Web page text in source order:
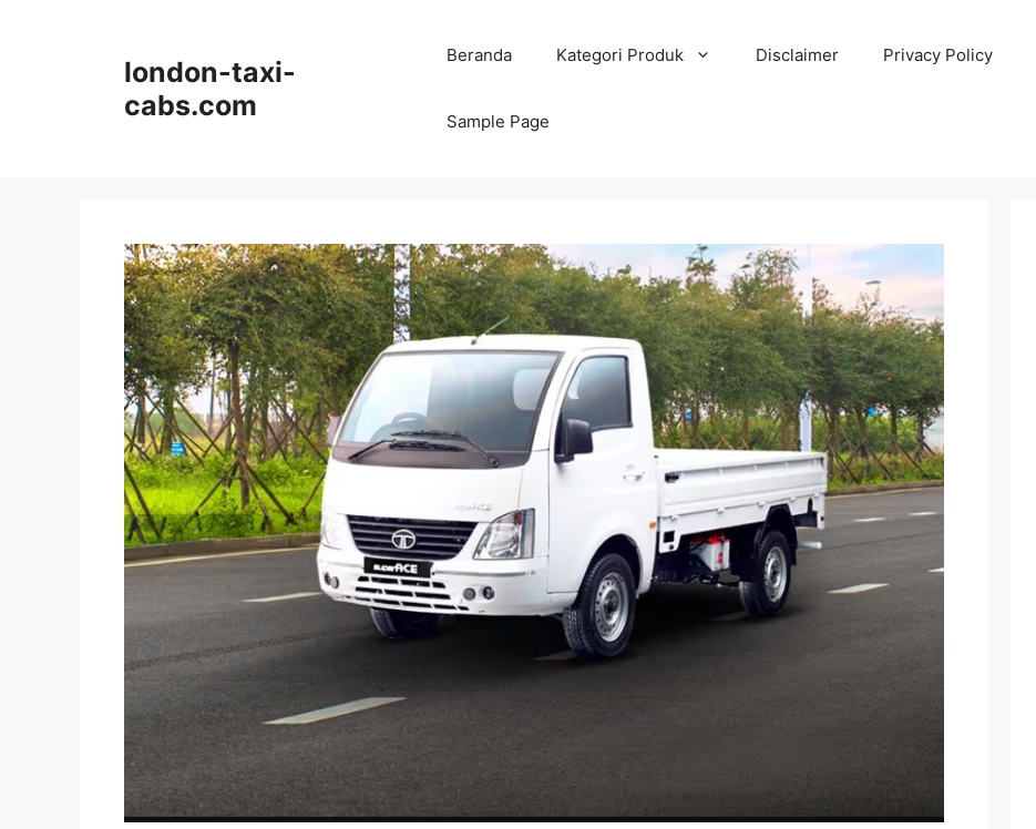
london-taxi-
cabs.com
Beranda Kategori Produk Disclaimer Privacy Policy
Sample Page